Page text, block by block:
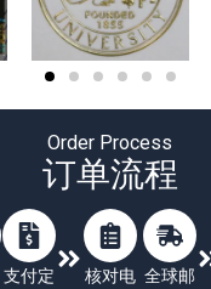
Order Process
订单流程
支付定
核对电 全球邮